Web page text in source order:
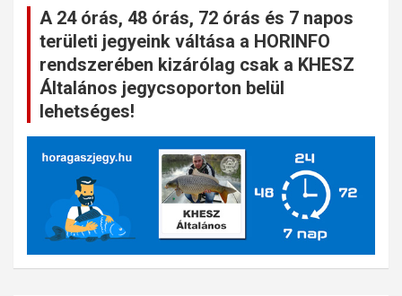
A 24 órás, 48 órás, 72 órás és 7 napos
területi jegyeink váltása a HORINFO
rendszerében kizárólag csak a KHESZ
Általános jegycsoporton belül
lehetséges!